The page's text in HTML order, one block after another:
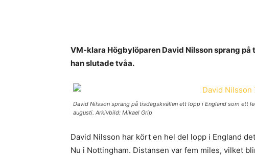
VM-klara Högbylöparen David Nilsson sprang
han slutade tvåa.
David Nilsson sprang på tisdagskvällen ett lopp i England som ett
augusti. Arkivbild: Mikael Grip
David Nilsson har kört en hel del lopp i England
Nu i Nottingham. Distansen var fem miles, vilket